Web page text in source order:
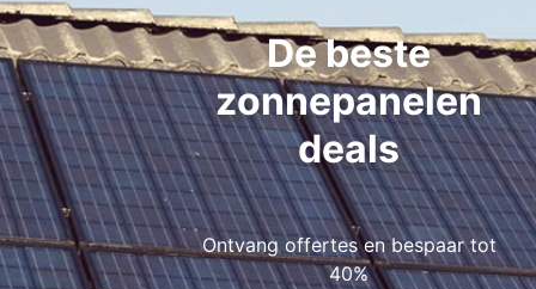
Airco
Alarmsystemen
Architect
Asbest
Bestrating
Cv-ketels
De beste
zonnepanelen
deals
Ontvang offertes en bespaar tot
40%